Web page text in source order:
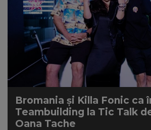
Bromania și Killa Fonic ca
Teambuilding la Tic Talk
Oana Tache